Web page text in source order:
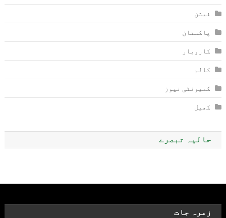
فیشن
پاکستان
کاروبار
کالم
کمیونٹی نیوز
کھیل
حالیہ تبصرے
زمرہ جات